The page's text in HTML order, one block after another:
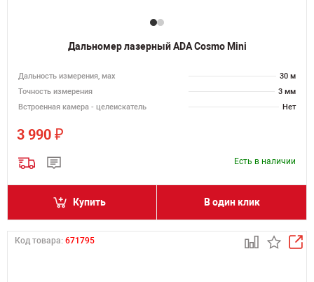
Дальномер лазерный ADA Cosmo Mini
Дальность измерения, мах
30 м
Точность измерения
3 мм
Встроенная камера - целеискатель
Нет
3 990 ₽
Есть в наличии
Купить В один клик
Код товара: 671795